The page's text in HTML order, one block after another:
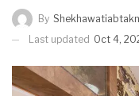
By
Last updated Oct 4,